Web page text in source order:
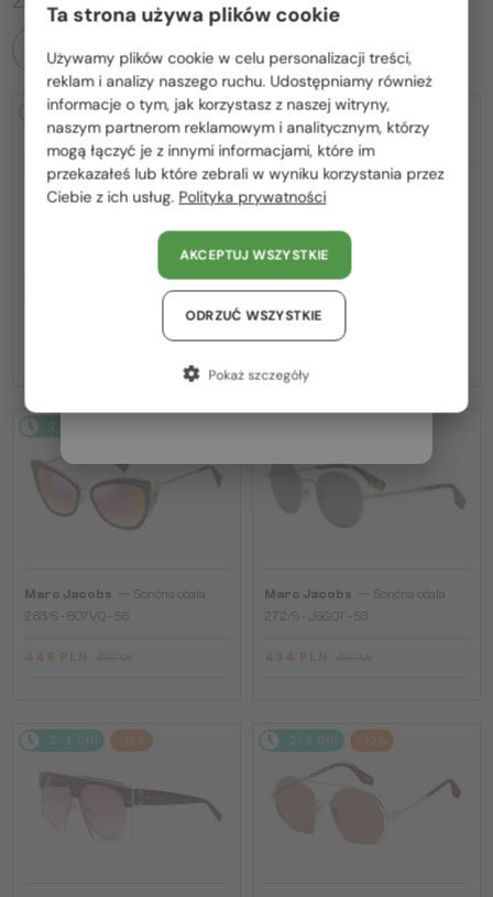
WSZYSTKIE PRODUKTY
2-4 DNI -10%
Sončna očala
2-4 DNI -30%
Marc Jacobs
253/S - J5GFQ - 58
340 PLN 493 PLN
2-4 DNI
Marc Jacobs
Sončna očala
263/S - 807VQ - 56
446 PLN
Marc Jacobs
Sončna očala
272/S - J5GQT - 53
434 PLN
2-4 DNI -12% 2-4 DNI -10%
Proszę wybierz z listy odpowiedni dla Ciebie kraj:
Polska / PL
România / RO
Magyarország / HU
United Arab Emirates / EN
Austria / AT
Niemcy / DE
Włochy / IT
Ta strona używa plików cookie
Używamy plików cookie w celu personalizacji treści,
reklam i analizy naszego ruchu. Udostępniamy również
informacje o tym, jak korzystasz z naszej witryny,
naszym partnerom reklamowym i analitycznym, którzy
mogą łączyć je z innymi informacjami, które im
przekazałeś lub które zebrali w wyniku korzystania przez
Ciebie z ich usług. Polityka prywatności
AKCEPTUJ WSZYSTKIE
ODRZUĆ WSZYSTKIE
Pokaż szczegóły